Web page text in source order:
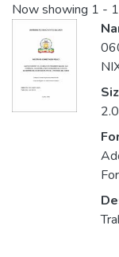
Now showing 1 -